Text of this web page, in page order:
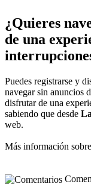
¿Quieres
de una
Puedes registrarse y
navegar sin anuncios
disfrutar de una
sabiendo que desde
web.
Más información